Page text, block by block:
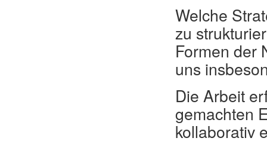
Welche
zu
Formen der
uns
Die Arbeit
gemachten
kollaborativ